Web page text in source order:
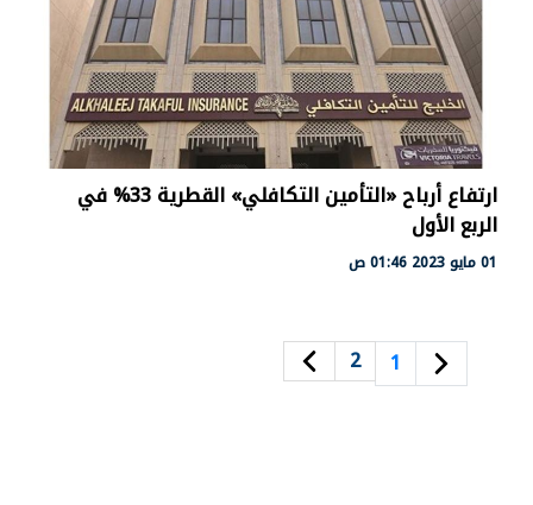
ارتفاع أرباح «التأمين التكافلي» القطرية 33% في
الربع الأول
01 مايو 2023 01:46 ص
1
2